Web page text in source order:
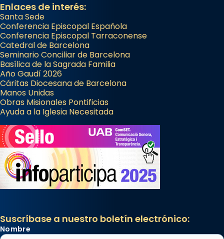
Enlaces de interés:
Santa Sede
Conferencia Episcopal Española
Conferencia Episcopal Tarraconense
Catedral de Barcelona
Seminario Conciliar de Barcelona
Basílica de la Sagrada Familia
Año Gaudí 2026
Cáritas Diocesana de Barcelona
Manos Unidas
Obras Misionales Pontificias
Ayuda a la Iglesia Necesitada
Suscríbase a nuestro boletín electrónico:
Nombre